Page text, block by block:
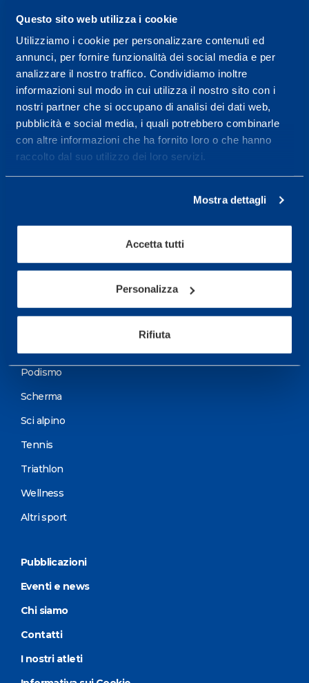
Questo sito web utilizza i cookie
Utilizziamo i cookie per personalizzare contenuti ed
annunci, per fornire funzionalità dei social media e per
analizzare il nostro traffico. Condividiamo inoltre
informazioni sul modo in cui utilizza il nostro sito con i
nostri partner che si occupano di analisi dei dati web,
pubblicità e social media, i quali potrebbero combinarle
con altre informazioni che ha fornito loro o che hanno
raccolto dal suo utilizzo dei loro servizi.
Mostra dettagli
Accetta tutti
Personalizza
Rifiuta
Centro servizi per l'alta
prestazione ed il
wellness.
Maggiori informazioni
Servizi
Servizi Medici
Test di valutazione
Podismo
Scherma
Sci alpino
Tennis
Triathlon
Wellness
Altri sport
Pubblicazioni
Eventi e news
Chi siamo
Contatti
I nostri atleti